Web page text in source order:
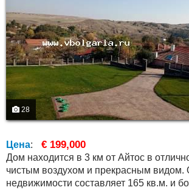
28
Цена: € 199,000
Дом находится в 3 км от Айтос в
чистым воздухом и прекрасным видом. Общая площадь
недвижимости составляет 165 кв.м. и